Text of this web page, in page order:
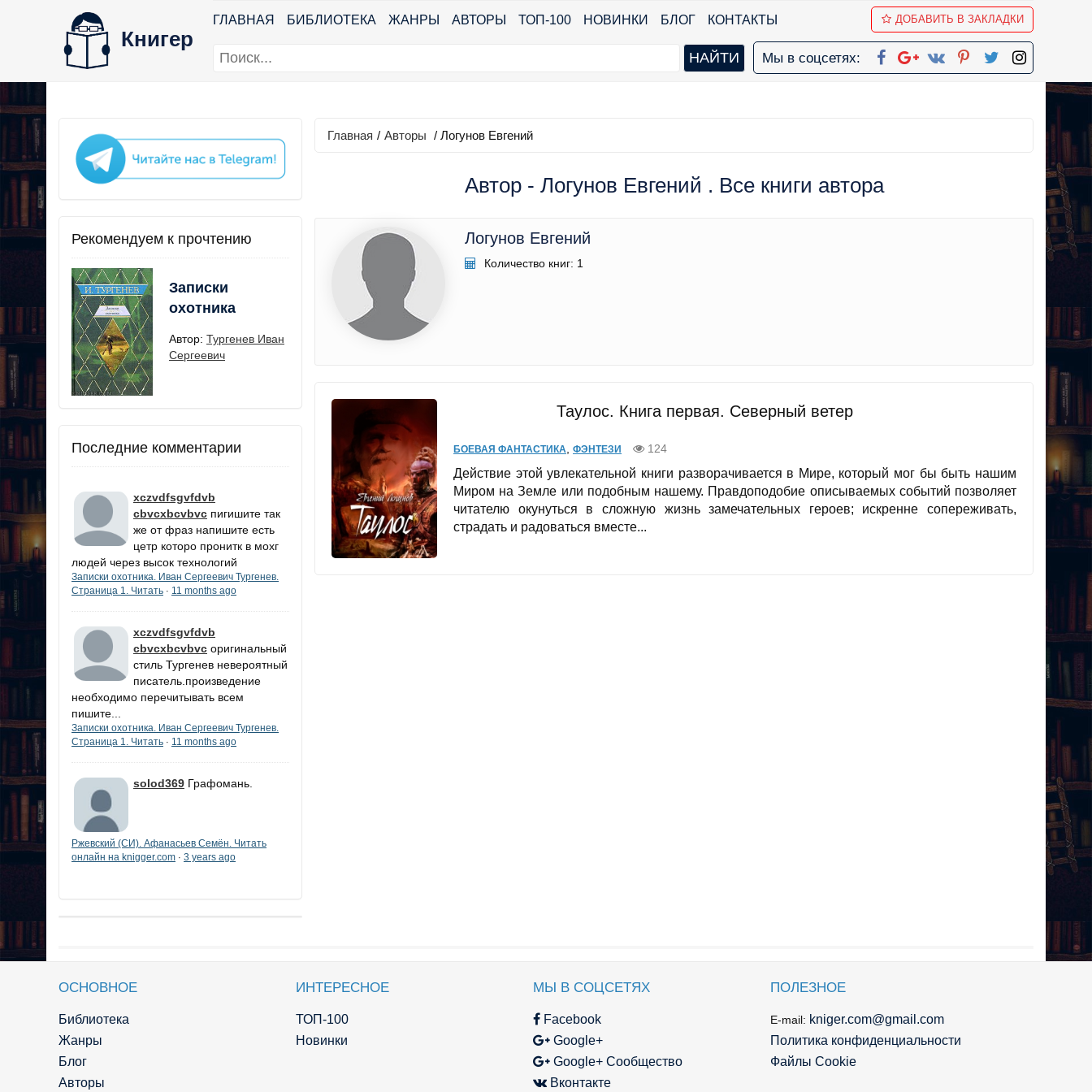
Книгер
ГЛАВНАЯ БИБЛИОТЕКА ЖАНРЫ АВТОРЫ ТОП-100 НОВИНКИ БЛОГ КОНТАКТЫ ДОБАВИТЬ В ЗАКЛАДКИ
Мы в соцсетях:
Рекомендуем к прочтению
Записки
охотника
Автор: Тургенев Иван
Сергеевич
Последние комментарии
xczvdfsgvfdvb
cbvcxbcvbvc пигишите так
же от фраз напишите есть
цетр которо пронитк в мохг
людей через высок технологий
Записки охотника. Иван Сергеевич Тургенев.
Страница 1. Читать · 11 months ago
xczvdfsgvfdvb
cbvcxbcvbvc оригинальный
стиль Тургенев невероятный
писатель.произведение
необходимо перечитывать всем
пишите...
Записки охотника. Иван Сергеевич Тургенев.
Страница 1. Читать · 11 months ago
solod369 Графомань.
Ржевский (СИ). Афанасьев Семён. Читать
онлайн на knigger.com · 3 years ago
Главная / Авторы / Логунов Евгений
Автор - Логунов Евгений . Все книги автора
Логунов Евгений
Количество книг: 1
Таулос. Книга первая. Северный ветер
БОЕВАЯ ФАНТАСТИКА ФЭНТЕЗИ 124
Действие этой увлекательной книги разворачивается в Мире, который мог бы быть нашим
Миром на Земле или подобным нашему. Правдоподобие описываемых событий позволяет
читателю окунуться в сложную жизнь замечательных героев; искренне сопереживать,
страдать и радоваться вместе...
ОСНОВНОЕ
Библиотека
Жанры
Блог
Авторы
ИНТЕРЕСНОЕ
ТОП-100
Новинки
МЫ В СОЦСЕТЯХ
Facebook
Google+
Google+ Сообщество
Вконтакте
ПОЛЕЗНОЕ
E-mail: kniger.com@gmail.com
Политика конфиденциальности
Файлы Cookie